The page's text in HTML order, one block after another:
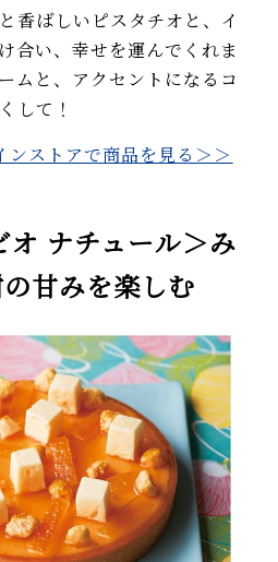
香ばしいピスタチオと、イ
合い、幸せを運んでくれま
ムと、アクセントになるコ
して！
ンストアで商品を見る＞＞
オ ナチュール＞み
甘みを楽しむ